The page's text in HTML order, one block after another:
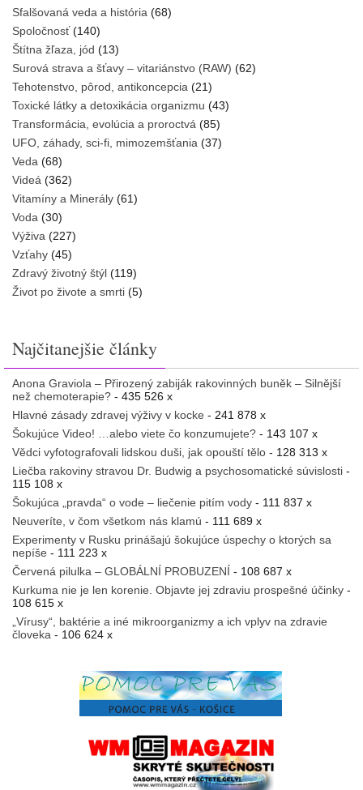
Sfalšovaná veda a história (68)
Spoločnosť(140)
Štítna žľaza, jód (13)
Surová strava a šťavy – vitariánstvo (RAW) (62)
Tehotenstvo, pôrod, antikoncepcia (21)
Toxické látky a detoxikácia organizmu (43)
Transformácia, evolúcia a proroctvá (85)
UFO, záhady, sci-fi, mimozemšťania (37)
Veda (68)
Videá (362)
Vitamíny a Minerály (61)
Voda (30)
Výživa (227)
Vzťahy (45)
Zdravý životný štýl (119)
Život po živote a smrti (5)
Najčitanejšie články
Anona Graviola – Přirozený zabiják rakovinných buněk – Silnější
než chemoterapie? - 435 526 x
Hlavné zásady zdravej výživy v kocke - 241 878 x
Šokujúce Video! …alebo viete čo konzumujete? - 143 107 x
Vědci vyfotografovali lidskou duši, jak opouští tělo - 128 313 x
Liečba rakoviny stravou Dr. Budwig a psychosomatické súvislosti -
115 108 x
Šokujúca „pravda“ o vode – liečenie pitím vody - 111 837 x
Neuveríte, v čom všetkom nás klamú - 111 689 x
Experimenty v Rusku prinášajú šokujúce úspechy o ktorých sa
nepíše - 111 223 x
Červená pilulka – GLOBÁLNÍ PROBUZENÍ - 108 687 x
Kurkuma nie je len korenie. Objavte jej zdraviu prospešné účinky -
108 615 x
„Vírusy“, baktérie a iné mikroorganizmy a ich vplyv na zdravie
človeka - 106 624 x